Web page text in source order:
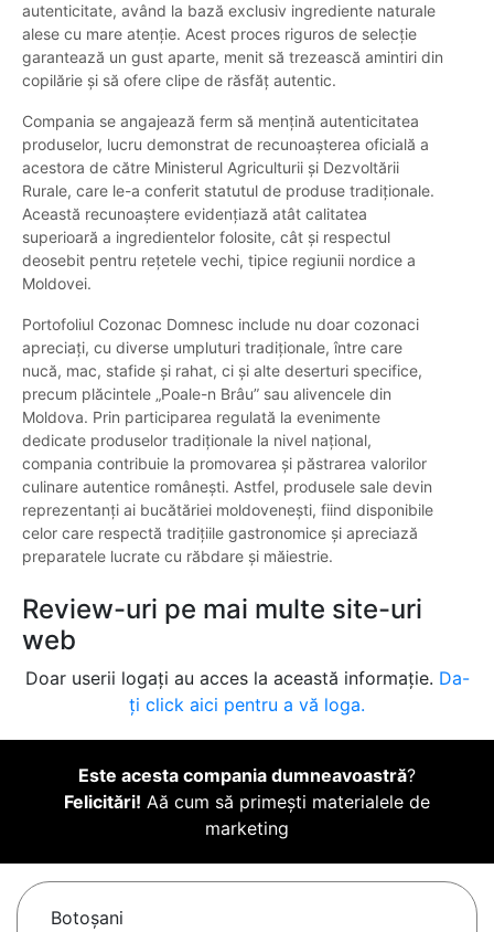
autenticitate, având la bază exclusiv ingrediente naturale
alese cu mare atenție. Acest proces riguros de selecție
garantează un gust aparte, menit să trezească amintiri din
copilărie și să ofere clipe de răsfăț autentic.
Compania se angajează ferm să mențină autenticitatea
produselor, lucru demonstrat de recunoașterea oficială a
acestora de către Ministerul Agriculturii și Dezvoltării
Rurale, care le-a conferit statutul de produse tradiționale.
Această recunoaștere evidențiază atât calitatea
superioară a ingredientelor folosite, cât și respectul
deosebit pentru rețetele vechi, tipice regiunii nordice a
Moldovei.
Portofoliul Cozonac Domnesc include nu doar cozonaci
apreciați, cu diverse umpluturi tradiționale, între care
nucă, mac, stafide și rahat, ci și alte deserturi specifice,
precum plăcintele „Poale-n Brâu” sau alivencele din
Moldova. Prin participarea regulată la evenimente
dedicate produselor tradiționale la nivel național,
compania contribuie la promovarea și păstrarea valorilor
culinare autentice românești. Astfel, produsele sale devin
reprezentanți ai bucătăriei moldovenești, fiind disponibile
celor care respectă tradițiile gastronomice și apreciază
preparatele lucrate cu răbdare și măiestrie.
Review-uri pe mai multe site-uri
web
Doar userii logați au acces la această informație. Da-
ți click aici pentru a vă loga.
Este acesta compania dumneavoastră?
Felicitări! Aă cum să primești materialele de
marketing
Botoşani